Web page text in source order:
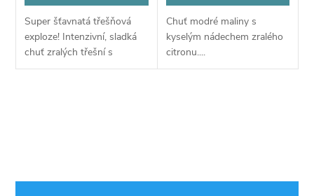
Super šťavnatá třešňová
exploze! Intenzivní, sladká
chuť zralých třešní s
jemným chladem. Drifter
Chuť modré maliny s
kyselým nádechem zralého
citronu....